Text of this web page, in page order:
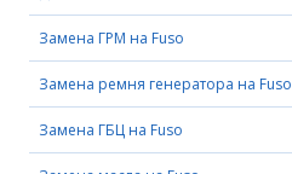
Замена ГРМ на Fuso
Замена ремня генератора на Fuso
Замена ГБЦ на Fuso